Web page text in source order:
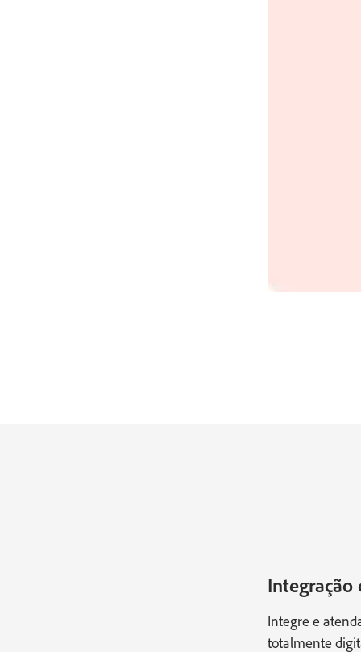
Integração
Integre e
totalmente